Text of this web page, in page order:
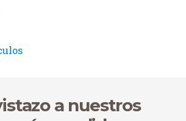
establecidas las raíces, el césped está
iniciales de desarrollo del
quienes busquen consejos sobre
a nuestros